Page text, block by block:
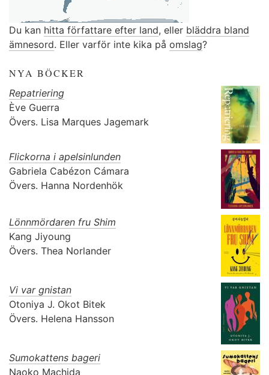
Du kan hitta författare efter land, eller bläddra bland
ämnesord. Eller varför inte kika på omslag?
NYA BÖCKER
Repatriering
Ève Guerra
Övers. Lisa Marques Jagemark
Flickorna i apelsinlunden
Gabriela Cabézon Cámara
Övers. Hanna Nordenhök
Lönnmördaren fru Shim
Kang Jiyoung
Övers. Thea Norlander
Vi var gnistan
Otoniya J. Okot Bitek
Övers. Helena Hansson
Sumokattens bageri
Naoko Machida